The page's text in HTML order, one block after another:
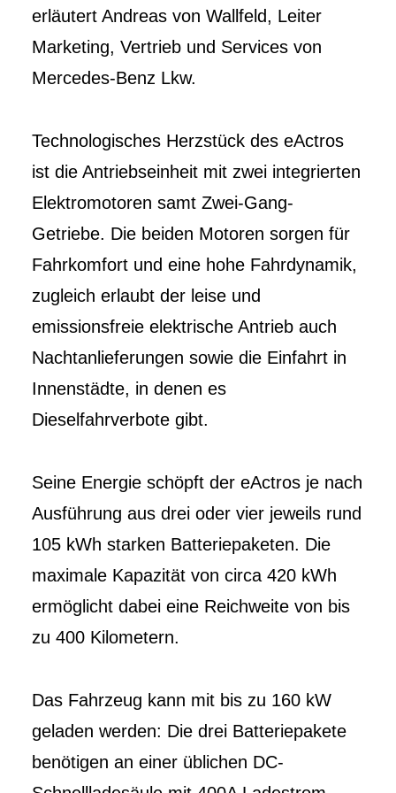
erläutert Andreas von Wallfeld, Leiter
Marketing, Vertrieb und Services von
Mercedes-Benz Lkw.
Technologisches Herzstück des eActros
ist die Antriebseinheit mit zwei integrierten
Elektromotoren samt Zwei-Gang-
Getriebe. Die beiden Motoren sorgen für
Fahrkomfort und eine hohe Fahrdynamik,
zugleich erlaubt der leise und
emissionsfreie elektrische Antrieb auch
Nachtanlieferungen sowie die Einfahrt in
Innenstädte, in denen es
Dieselfahrverbote gibt.
Seine Energie schöpft der eActros je nach
Ausführung aus drei oder vier jeweils rund
105 kWh starken Batteriepaketen. Die
maximale Kapazität von circa 420 kWh
ermöglicht dabei eine Reichweite von bis
zu 400 Kilometern.
Das Fahrzeug kann mit bis zu 160 kW
geladen werden: Die drei Batteriepakete
benötigen an einer üblichen DC-